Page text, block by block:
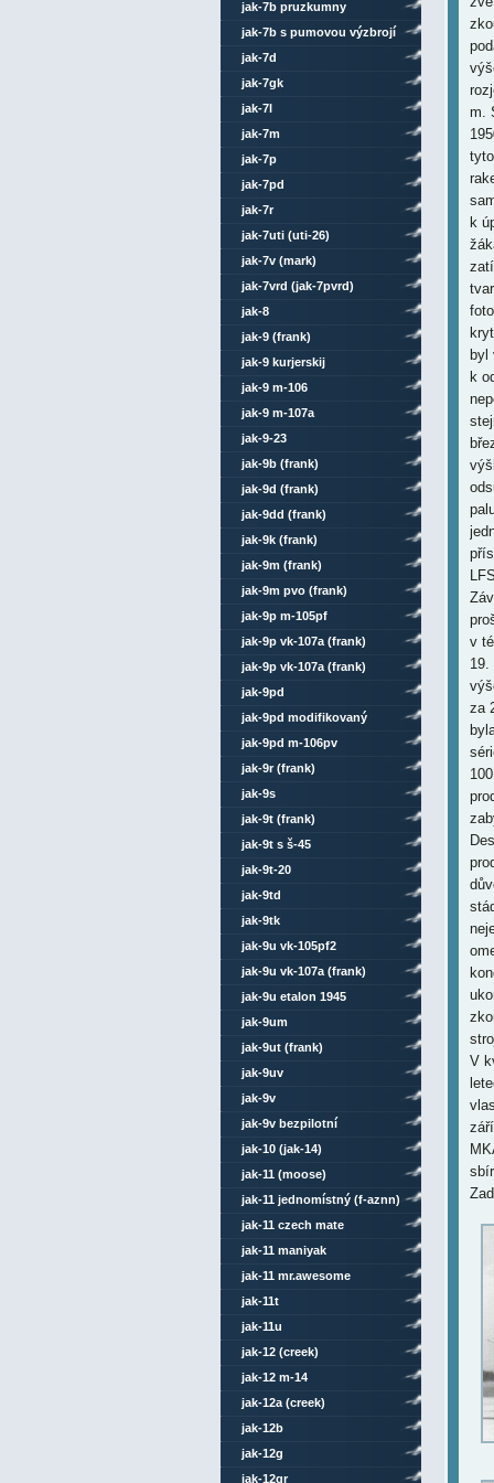
m.
k
byl
k
v
19.
za
V
jak-7b pruzkumny
jak-7b s pumovou výzbrojí
jak-7d
jak-7gk
jak-7l
jak-7m
jak-7p
jak-7pd
jak-7r
jak-7uti (uti-26)
jak-7v (mark)
jak-7vrd (jak-7pvrd)
jak-8
jak-9 (frank)
jak-9 kurjerskij
jak-9 m-106
jak-9 m-107a
jak-9-23
jak-9b (frank)
jak-9d (frank)
jak-9dd (frank)
jak-9k (frank)
jak-9m (frank)
jak-9m pvo (frank)
jak-9p m-105pf
jak-9p vk-107a (frank)
jak-9p vk-107a (frank)
celokovový
jak-9pd
jak-9pd modifikovaný
jak-9pd m-106pv
jak-9r (frank)
jak-9s
jak-9t (frank)
jak-9t s š-45
jak-9t-20
jak-9td
jak-9tk
jak-9u vk-105pf2
jak-9u vk-107a (frank)
jak-9u etalon 1945
jak-9um
jak-9ut (frank)
jak-9uv
jak-9v
jak-9v bezpilotní
jak-10 (jak-14)
jak-11 (moose)
jak-11 jednomístný (f-aznn)
jak-11 czech mate
jak-11 maniyak
jak-11 mr.awesome
jak-11t
jak-11u
jak-12 (creek)
jak-12 m-14
jak-12a (creek)
jak-12b
jak-12g
jak-12gr